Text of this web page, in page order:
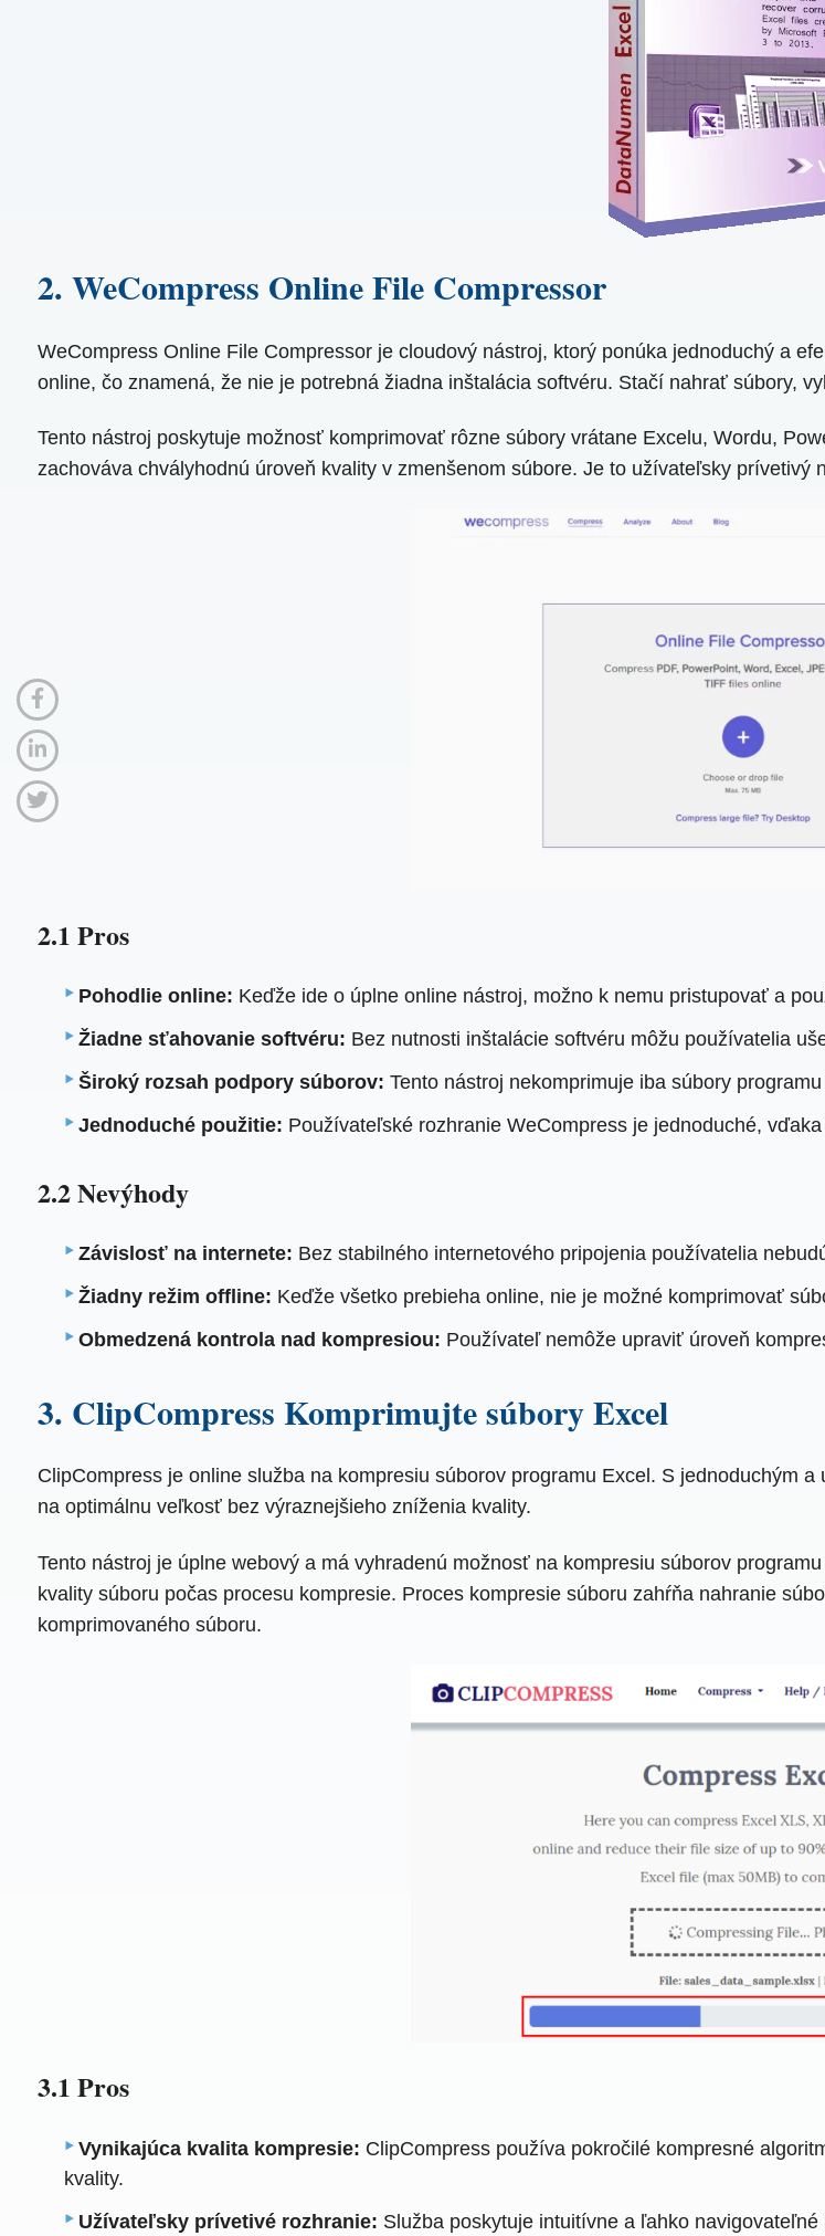
2. WeCompress Online File Compressor
WeCompress Online File Compressor je cloudový nástroj, ktorý ponúka jednoduchý a
online, čo znamená, že nie je potrebná žiadna inštalácia softvéru. Stačí nahrať súbory,
Tento nástroj poskytuje možnosť komprimovať rôzne súbory vrátane Excelu, Wordu,
zachováva chvályhodnú úroveň kvality v zmenšenom súbore. Je to užívateľsky
2.1 Pros
Pohodlie online: Keďže ide o úplne online nástroj, možno k nemu pristupovať a
Žiadne sťahovanie softvéru: Bez nutnosti inštalácie softvéru môžu používatelia
Široký rozsah podpory súborov: Tento nástroj nekomprimuje iba súbory
Jednoduché použitie: Používateľské rozhranie WeCompress je jednoduché,
2.2 Nevýhody
Závislosť na internete: Bez stabilného internetového pripojenia používatelia
Žiadny režim offline: Keďže všetko prebieha online, nie je možné komprimovať
Obmedzená kontrola nad kompresiou: Používateľ nemôže upraviť úroveň
3. ClipCompress Komprimujte súbory Excel
ClipCompress je online služba na kompresiu súborov programu Excel. S jednoduchým
na optimálnu veľkosť bez výraznejšieho zníženia kvality.
Tento nástroj je úplne webový a má vyhradenú možnosť na kompresiu súborov
kvality súboru počas procesu kompresie. Proces kompresie súboru zahŕňa nahranie
komprimovaného súboru.
3.1 Pros
Vynikajúca kvalita kompresie: ClipCompress používa pokročilé kompresné
kvality.
Užívateľsky prívetivé rozhranie: Služba poskytuje intuitívne a ľahko